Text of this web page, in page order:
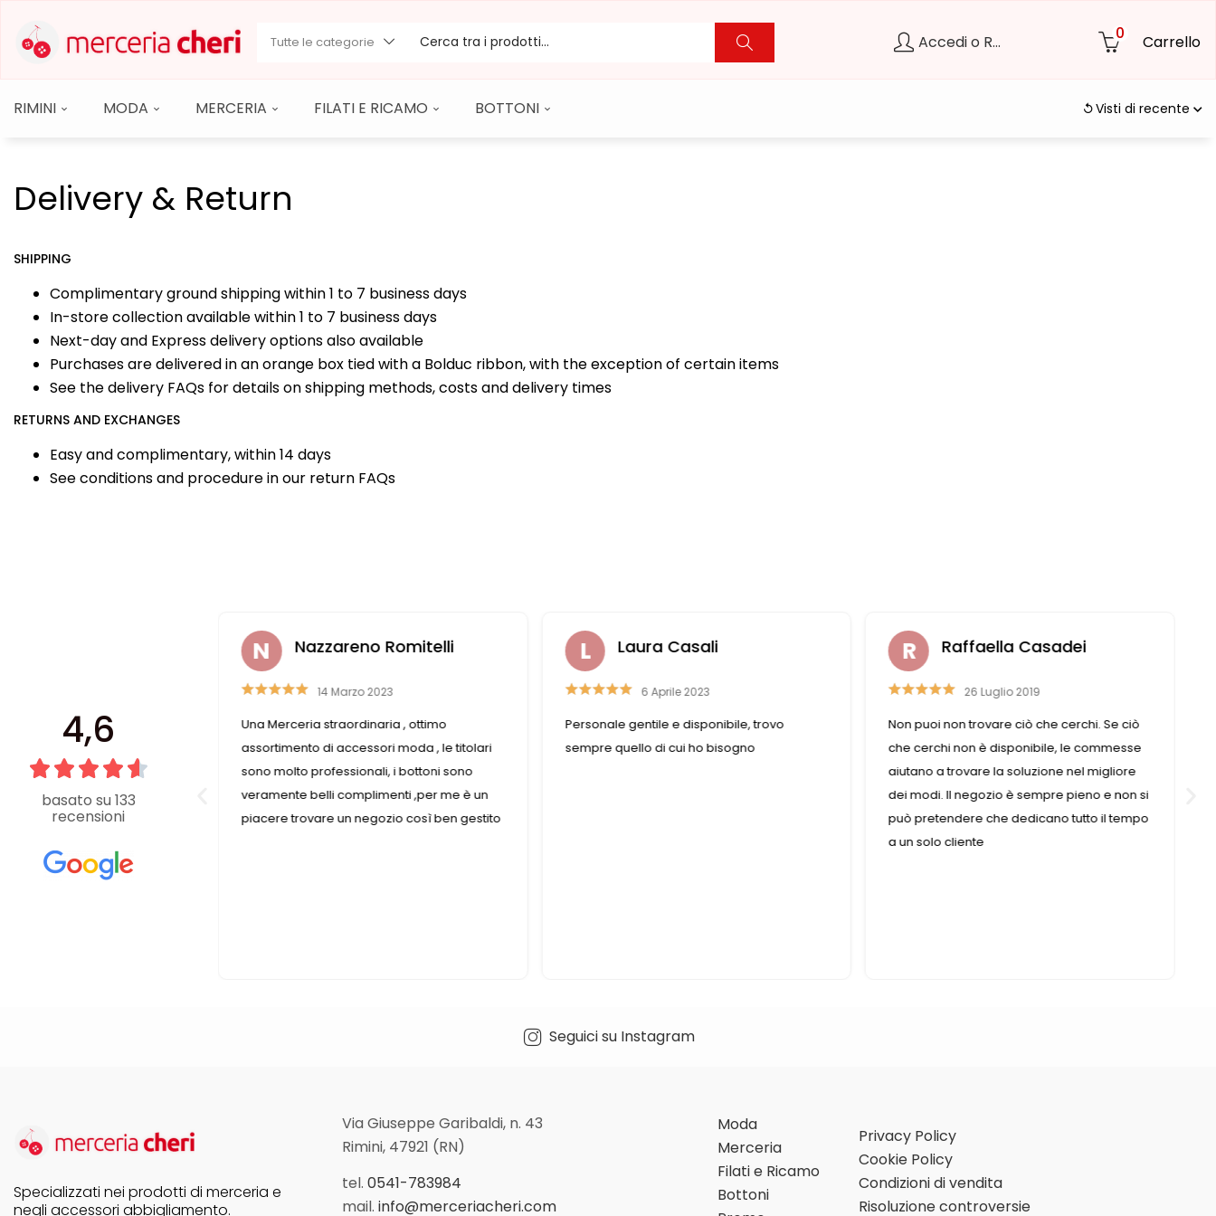
Tutte le categorie Accedi o Registrati 0 Carrello
RIMINI MODA MERCERIA FILATI E RICAMO BOTTONI Visti di recente
Delivery & Return
SHIPPING
Complimentary ground shipping within 1 to 7 business days
In-store collection available within 1 to 7 business days
Next-day and Express delivery options also available
Purchases are delivered in an orange box tied with a Bolduc ribbon, with the exception of certain items
See the delivery FAQs for details on shipping methods, costs and delivery times
RETURNS AND EXCHANGES
Easy and complimentary, within 14 days
See conditions and procedure in our return FAQs
4,6
basato su 133
recensioni
questo negozio faccio un
negli anni passati perché è
conserva le caratteristiche
è stretto ma tu chiedi
c’è nulla di cui tu possa
nel campo della
Nazzareno Romitelli
14 Marzo 2023
Una Merceria straordinaria , ottimo
assortimento di accessori moda , le titolari
sono molto professionali, i bottoni sono
veramente belli complimenti ,per me è un
piacere trovare un negozio così ben gestito
Laura Casali
6 Aprile 2023
Personale gentile e disponibile, trovo
sempre quello di cui ho bisogno
Raffaella Casadei
26 Luglio 2019
Non puoi non trovare ciò che cerchi. Se ciò
che cerchi non è disponibile, le commesse
aiutano a trovare la soluzione nel migliore
dei modi. Il negozio è sempre pieno e non si
può pretendere che dedicano tutto il tempo
a un solo cliente
Seguici su Instagram
Specializzati nei prodotti di merceria e
negli accessori abbigliamento.
Via Giuseppe Garibaldi, n. 43
Rimini, 47921 (RN)
tel. 0541-783984
mail. info@merceriacheri.com
Moda
Merceria
Filati e Ricamo
Bottoni
Privacy Policy
Cookie Policy
Condizioni di vendita
Risoluzione controversie